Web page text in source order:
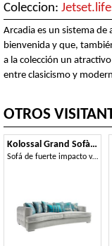
Coleccion:
Arcadia es un sistema de
bienvenida y que,
a la colección un
entre clasicismo y
OTROS
Kolossal Grand Sofà curved
Sofá de fuerte impacto visual